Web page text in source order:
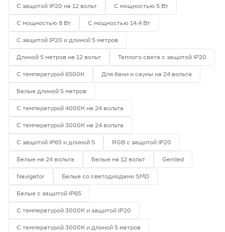
С защитой IP20 на 12 вольт С мощностью 5 Вт
С мощностью 8 Вт С мощностью 14.4 Вт
С защитой IP20 и длиной 5 метров
Длиной 5 метров на 12 вольт Теплого света с защитой IP20
С температурой 6500К Для бани и сауны на 24 вольта
Белые длиной 5 метров
С температурой 4000К на 24 вольта
С температурой 3000К на 24 вольта
С защитой IP65 и длиной 5 RGB с защитой IP20
Белые на 24 вольта Белые на 12 вольт Geniled
Navigator Белые со светодиодами SMD
Белые с защитой IP65
С температурой 3000К и защитой IP20
С температурой 3000К и длиной 5 метров